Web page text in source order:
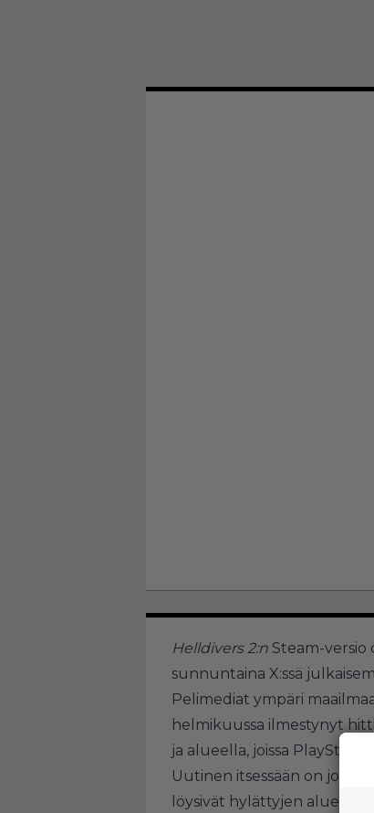
Helldivers 2:n Steam-versio
sunnuntaina X:ssä
Pelimediat ympäri
helmikuussa ilmestynyt
ja alueella, joissa
Uutinen itsessään on jo
löysivät hylättyjen alueiden